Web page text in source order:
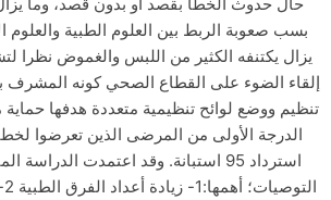
بسب صعوبة الربط بين العلوم الطبية والعلوم
يزال يكتنفه الكثير من اللبس والغموض
إلقاء الضوء على القطاع الصحي كونه المشرف
تنظيم ووضع لوائح تنظيمية متعددة هدفها
استرداد 95 استبانة. وقد اعتمدت